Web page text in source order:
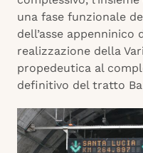
una fase funzionale
dell’asse appenninico
realizzazione della
propedeutica al
definitivo del tratto